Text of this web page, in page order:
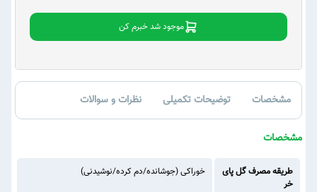
موجود شد خبرم کن
مشخصات توضیحات تکمیلی نظرات و سوالات
مشخصات
طریقه مصرف گل پای
خر
خوراکی (جوشانده/دم کرده/نوشیدنی)